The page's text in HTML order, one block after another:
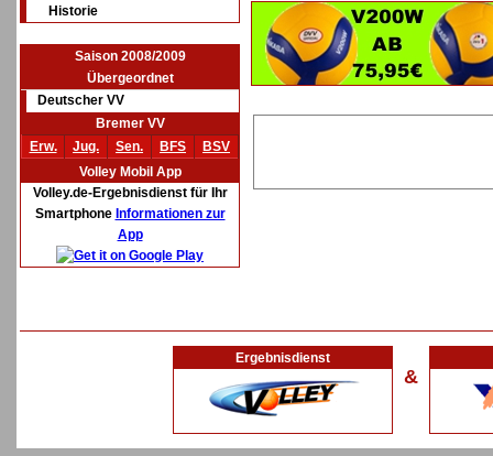
Historie
Saison 2008/2009
Übergeordnet
Deutscher VV
Bremer VV
Erw.
Jug. Sen. BFS
BSV
Volley Mobil App
Volley.de-Ergebnisdienst für Ihr
Smartphone Informationen zur
App
Ergebnisdienst
&